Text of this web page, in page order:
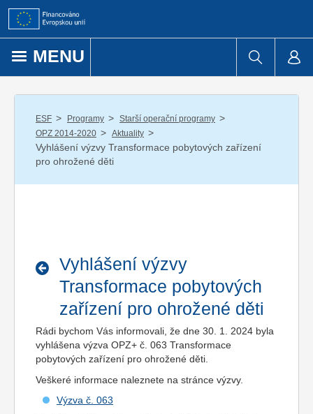
Přejít k obsahu
MENU
ESF / Programy / Starší operační programy /
OPZ 2014-2020 / Aktuality /
Vyhlášení výzvy Transformace pobytových zařízení
pro ohrožené děti
Vyhlášení výzvy
Transformace pobytových
zařízení pro ohrožené děti
Rádi bychom Vás informovali, že dne 30. 1. 2024 byla
vyhlášena výzva OPZ+ č. 063 Transformace
pobytových zařízení pro ohrožené děti.
Veškeré informace naleznete na stránce výzvy.
Výzva č. 063